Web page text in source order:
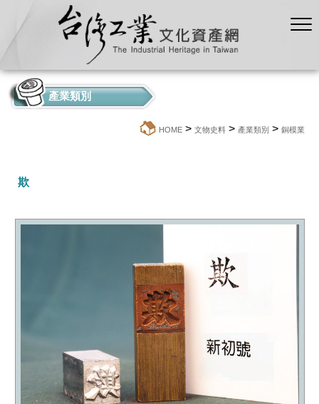
產業類別
HOME > 文物史料 > 產業類別 > 銅模業
欺